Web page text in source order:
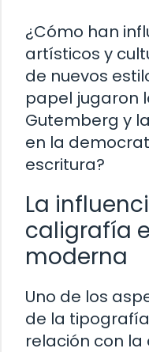
¿Cómo han
artísticos y
de nuevos
papel jugaron
Gutemberg y
en la
escritura?
La
caligrafía
moderna
Uno de los
de la
relación con